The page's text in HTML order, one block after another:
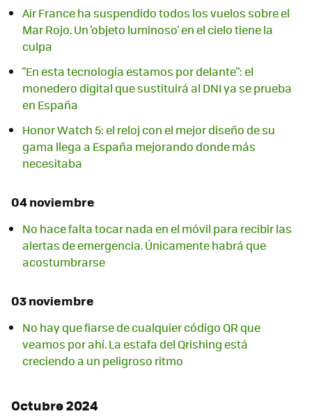
Air France ha suspendido todos los vuelos sobre el
Mar Rojo. Un 'objeto luminoso' en el cielo tiene la
culpa
"En esta tecnología estamos por delante": el
monedero digital que sustituirá al DNI ya se prueba
en España
Honor Watch 5: el reloj con el mejor diseño de su
gama llega a España mejorando donde más
necesitaba
04 noviembre
No hace falta tocar nada en el móvil para recibir las
alertas de emergencia. Únicamente habrá que
acostumbrarse
03 noviembre
No hay que fiarse de cualquier código QR que
veamos por ahí. La estafa del Qrishing está
creciendo a un peligroso ritmo
Octubre 2024